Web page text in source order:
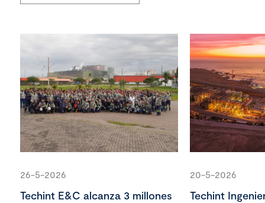
26-5-2026
Techint E&C alcanza 3 millones
20-5-2026
Techint